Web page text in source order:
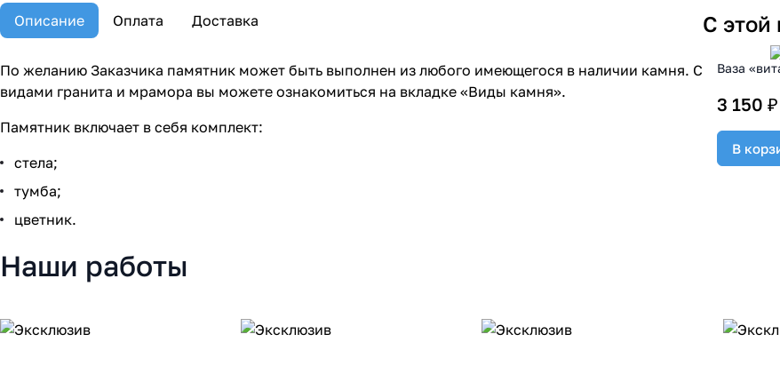
Описание Оплата Доставка
По желанию Заказчика памятник может быть выполнен из любого имеющегося в наличии камня. С
видами гранита и мрамора вы можете ознакомиться на вкладке «Виды камня».
Памятник включает в себя комплект:
стела;
тумба;
цветник.
С этой
Ваза
3 150 ₽
В
Наши работы